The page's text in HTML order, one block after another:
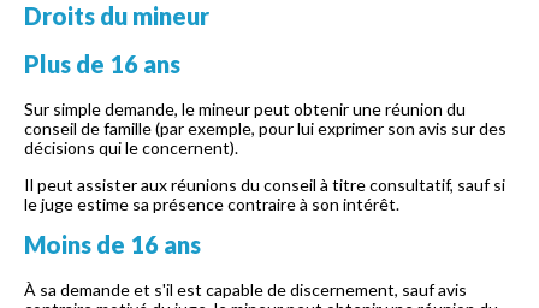
Droits du mineur
Plus de 16 ans
Sur simple demande, le mineur peut obtenir une réunion du
conseil de famille (par exemple, pour lui exprimer son avis sur des
décisions qui le concernent).
Il peut assister aux réunions du conseil à titre consultatif, sauf si
le juge estime sa présence contraire à son intérêt.
Moins de 16 ans
À sa demande et s'il est capable de discernement, sauf avis